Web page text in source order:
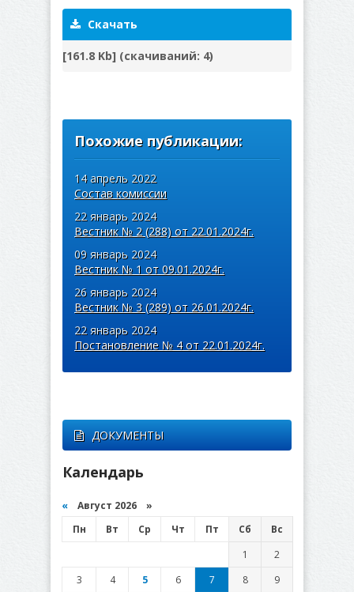
Скачать
[161.8 Kb] (cкачиваний: 4)
Похожие публикации:
14 апрель 2022
Состав комиссии
22 январь 2024
Вестник № 2 (288) от 22.01.2024г.
09 январь 2024
Вестник № 1 от 09.01.2024г.
26 январь 2024
Вестник № 3 (289) от 26.01.2024г.
22 январь 2024
Постановление № 4 от 22.01.2024г.
ДОКУМЕНТЫ
Календарь
« Август 2026 »
Пн
Вт Ср Чт Пт Сб
Вс
1
2
3
4 5 6 7 8
9